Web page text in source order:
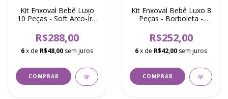
Kit Enxoval Bebê Luxo
10 Peças - Soft Arco-Íris
R$288,00
6x de R$48,00 sem juros
Kit Enxoval Bebê Luxo 8
Peças - Borboleta -
R$252,00
6x de R$42,00 sem juros